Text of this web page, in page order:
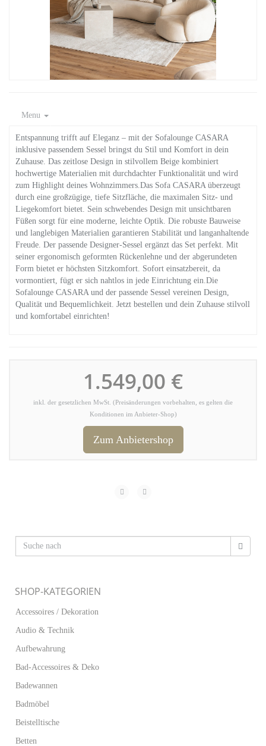
Menu
Entspannung trifft auf Eleganz – mit der Sofalounge CASARA
inklusive passendem Sessel bringst du Stil und Komfort in dein
Zuhause. Das zeitlose Design in stilvollem Beige kombiniert
hochwertige Materialien mit durchdachter Funktionalität und wird
zum Highlight deines Wohnzimmers.Das Sofa CASARA überzeugt
durch eine großzügige, tiefe Sitzfläche, die maximalen Sitz- und
Liegekomfort bietet. Sein schwebendes Design mit unsichtbaren
Füßen sorgt für eine moderne, leichte Optik. Die robuste Bauweise
und langlebigen Materialien garantieren Stabilität und langanhaltende
Freude. Der passende Designer-Sessel ergänzt das Set perfekt. Mit
seiner ergonomisch geformten Rückenlehne und der abgerundeten
Form bietet er höchsten Sitzkomfort. Sofort einsatzbereit, da
vormontiert, fügt er sich nahtlos in jede Einrichtung ein.Die
Sofalounge CASARA und der passende Sessel vereinen Design,
Qualität und Bequemlichkeit. Jetzt bestellen und dein Zuhause stilvoll
und komfortabel einrichten!
1.549,00 €
inkl. der gesetzlichen MwSt. (Preisänderungen vorbehalten, es gelten die
Konditionen im Anbieter-Shop)
Zum Anbietershop
SHOP-KATEGORIEN
Accessoires / Dekoration
Audio & Technik
Aufbewahrung
Bad-Accessoires & Deko
Badewannen
Badmöbel
Beistelltische
Betten